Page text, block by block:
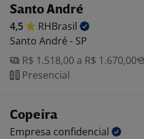
Santo André
4,5
RHBrasil
Santo André - SP
R$ 1.518,00 a R$ 1.670,00
Presencial
Copeira
Empresa confidencial